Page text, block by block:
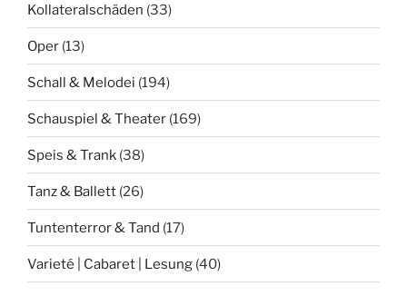
Kollateralschäden (33)
Oper (13)
Schall & Melodei (194)
Schauspiel & Theater (169)
Speis & Trank (38)
Tanz & Ballett (26)
Tuntenterror & Tand (17)
Varieté | Cabaret | Lesung (40)